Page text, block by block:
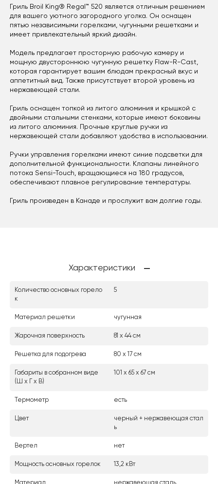
Гриль Broil King® Regal™ 520 является отличным решением
для вашего уютного загородного уголка. Он оснащен
пятью независимыми горелками, чугунными решетками и
имеет привлекательный яркий дизайн.
Модель предлагает просторную рабочую камеру и
мощную двустороннюю чугунную решетку Flaw-R-Cast,
которая гарантирует вашим блюдам прекрасный вкус и
аппетитный вид. Также присутствует второй уровень из
нержавеющей стали.
Гриль оснащен топкой из литого алюминия и крышкой с
двойными стальными стенками, которые имеют боковины
из литого алюминия. Прочные круглые ручки из
нержавеющей стали добавляют удобства в использовании.
Ручки управления горелками имеют синие подсветки для
дополнительной функциональности. Клапаны линейного
потока Sensi-Touch, вращающиеся на 180 градусов,
обеспечивают плавное регулирование температуры.
Гриль произведен в Канаде и прослужит вам долгие годы.
Характеристики
Количество основных горело
к
5
Материал решетки чугунная
Жарочная поверхность 81 х 44 см
Решетка для подогрева 80 х 17 см
Габариты в собранном виде
(Ш х Г х В)
101 х 65 х 67 см
Термометр есть
Цвет
черный + нержавеющая стал
ь
Вертел нет
Мощность основных горелок 13,2 кВт